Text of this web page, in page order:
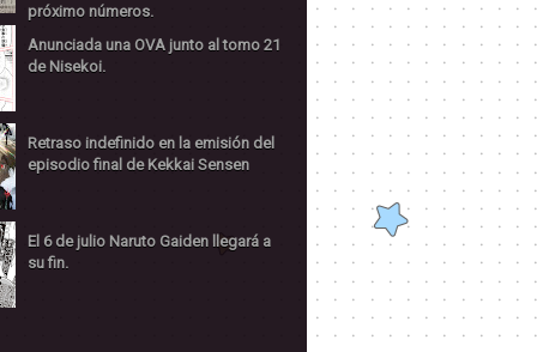
próximo números.
Anunciada una OVA junto al tomo 21
de Nisekoi.
Retraso indefinido en la emisión del
episodio final de Kekkai Sensen
El 6 de julio Naruto Gaiden llegará a
su fin.